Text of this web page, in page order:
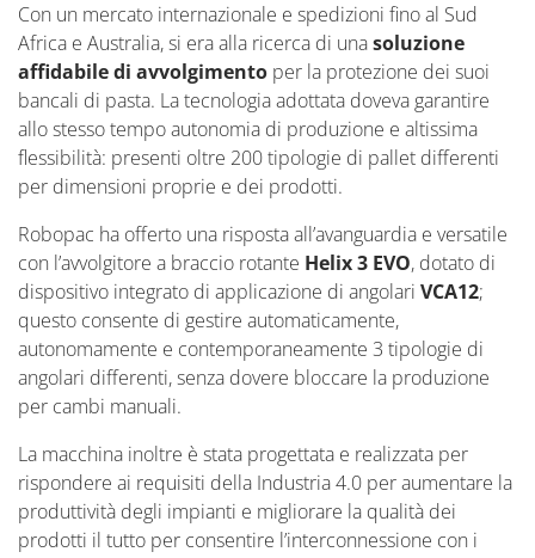
Con un mercato internazionale e spedizioni fino al Sud
Africa e Australia, si era alla ricerca di unasoluzione
affidabile di avvolgimento per la protezione dei suoi
bancali di pasta. La tecnologia adottata doveva garantire
allo stesso tempo autonomia di produzione e altissima
flessibilità: presenti oltre 200 tipologie di pallet differenti
per dimensioni proprie e dei prodotti.
Robopac ha offerto una risposta all’avanguardia e versatile
con l’avvolgitore a braccio rotante Helix 3 EVO, dotato di
dispositivo integrato di applicazione di angolari VCA12;
questo consente di gestire automaticamente,
autonomamente e contemporaneamente 3 tipologie di
angolari differenti, senza dovere bloccare la produzione
per cambi manuali.
La macchina inoltre è stata progettata e realizzata per
rispondere ai requisiti della Industria 4.0 per aumentare la
produttività degli impianti e migliorare la qualità dei
prodotti il tutto per consentire l’interconnessione con i